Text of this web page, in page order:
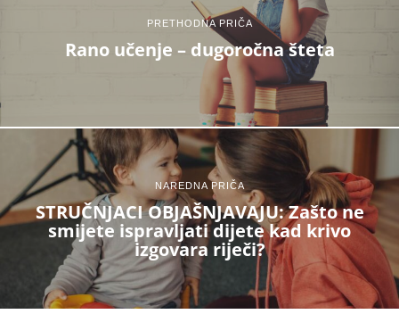
PRETHODNA PRIČA
Rano učenje – dugoročna šteta
NAREDNA PRIČA
STRUČNJACI OBJAŠNJAVAJU: Zašto ne
smijete ispravljati dijete kad krivo
izgovara riječi?